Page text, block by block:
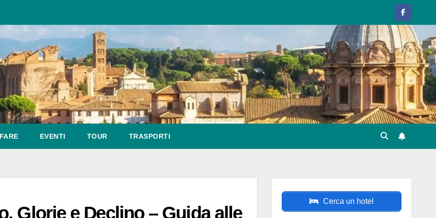
EVENTI TOUR TRASPORTI
Glorie e Declino – Guida alle
Cerca un hotel